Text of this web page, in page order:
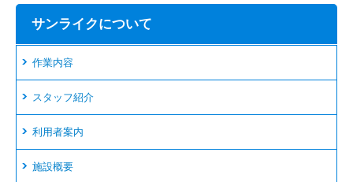
サンライクについて
作業内容
スタッフ紹介
利用者案内
施設概要